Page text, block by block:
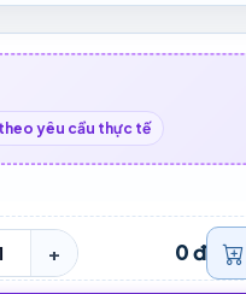
yêu cầu thực tế
+ 0 đ